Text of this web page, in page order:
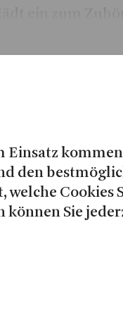
Einsatz
den
welche Cookies
können Sie